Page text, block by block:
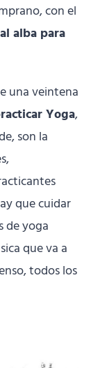
con el
alba para
una veintena
Yoga,
son la
que cuidar
de yoga
que va a
todos los